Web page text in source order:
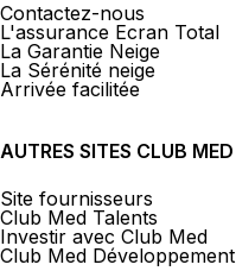
Contactez-nous
L'assurance Ecran Total
La Garantie Neige
La Sérénité neige
Arrivée facilitée
AUTRES SITES CLUB MED
Site fournisseurs
Club Med Talents
Investir avec Club Med
Club Med Développement